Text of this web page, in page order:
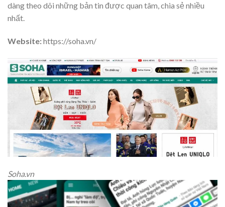
dàng theo dõi những bản tin được quan tâm, chia sẻ nhiều
nhất.
Website:https://soha.vn/
Soha.vn